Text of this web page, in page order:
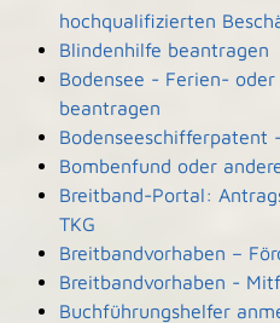
hochqualifizierten
Blindenhilfe beantragen
Bodensee - Ferien-
beantragen
Bodenseeschifferpatent
Bombenfund oder
Breitband-Portal:
TKG
Breitbandvorhaben –
Breitbandvorhaben -
Buchführungshelfer